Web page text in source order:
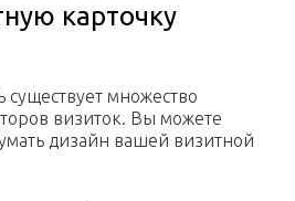
карточку
множество
визиток. Вы можете
дизайн вашей визитной